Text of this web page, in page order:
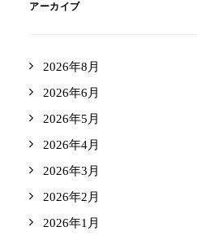
アーカイブ
2026年8月
2026年6月
2026年5月
2026年4月
2026年3月
2026年2月
2026年1月